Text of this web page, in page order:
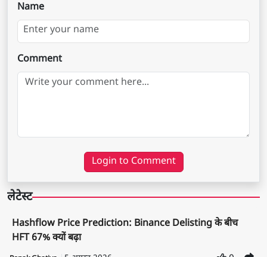
Name
Comment
Login to Comment
लेटेस्ट
Hashflow Price Prediction: Binance Delisting के बीच
HFT 67% क्यों बढ़ा